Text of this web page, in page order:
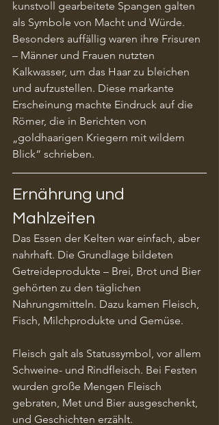
kunstvoll gearbeitete Spangen galten
als Symbole von Macht und Würde.
Besonders auffällig waren ihre Frisuren
– Männer und Frauen nutzten
Kalkwasser, um das Haar zu bleichen
und aufzustellen. Diese markante
Erscheinung machte Eindruck auf die
Römer, die in Berichten von
„goldhaarigen Kriegern mit wildem
Blick“ schrieben.
Ernährung und
Mahlzeiten
Das Essen der Kelten war einfach, aber
nahrhaft. Die Grundlage bildeten
Getreideprodukte – Brei, Brot und Bier
gehörten zu den täglichen
Nahrungsmitteln. Dazu kamen Fleisch,
Fisch, Milchprodukte und Gemüse.
Fleisch galt als Statussymbol, vor allem
Schweine- und Rindfleisch. Bei Festen
wurden große Mengen Fleisch
gebraten, Met und Bier ausgeschenkt,
und Geschichten erzählt.